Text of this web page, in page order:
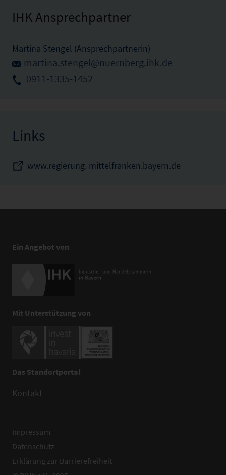
IHK Ansprechpartner
Martina Stengel (Ansprechpartnerin)
martina.stengel@nuernberg.ihk.de
0911-1335-1452
Links
www.regierung. mittelfranken.bayern.de
Ein Angebot von
Mit Unterstützung von
Das Standortportal
Kontakt
Impressum
Datenschutz
Erklärung zur Barrierefreiheit